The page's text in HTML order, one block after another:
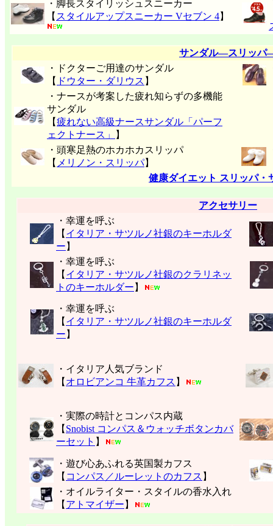
・脚長スタイリッシュスニーカー
【 スタイルアップスニーカー Vセブン 4】
サンダル―スリッパ
・ドクターご用達のサンダル
【 ドウター・ダリウス 】
・ナースが考案した疲れ知らずの多機能
サンダル
【疲れない高級ナースサンダル「パーフ
ェクトナース」
】
・頭寒足熱のホカホカスリッパ
【 メリノン・スリッパ】
健康ダイエット スリッパ・
アクセサリー
・幸運を呼ぶ
【 イタリア・サツルノ社銀のキーホルダ
ー 】
・幸運を呼ぶ
【 イタリア・サツルノ社銀のクラリネッ
トのキーホルダー 】
・幸運を呼ぶ
【 イタリア・サツルノ社銀のキーホルダ
ー 】
・イタリア人気ブランド
【 オロビアンコ 牛革カフス 】
・実際の時計とコンパス内蔵
【 Snobist コンパス＆ウォッチボタンカバ
ーセット 】
・遊び心あふれる英国製カフス
【 コンパス／ルーレットのカフス 】
・オイルライター・スタイルの香水入れ
【 アトマイザー 】